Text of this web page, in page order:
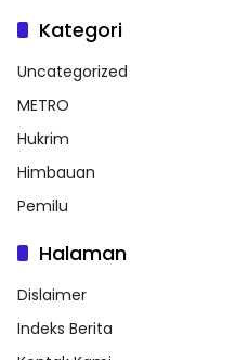
Kategori
Uncategorized
METRO
Hukrim
Himbauan
Pemilu
Halaman
Dislaimer
Indeks Berita